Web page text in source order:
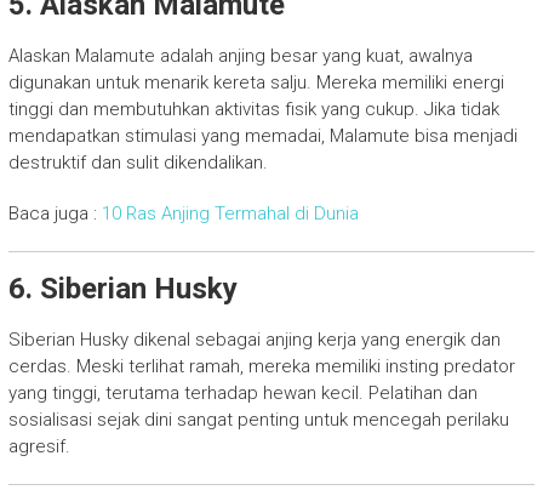
Alaskan Malamute adalah anjing besar yang kuat, awalnya
digunakan untuk menarik kereta salju. Mereka memiliki energi
tinggi dan membutuhkan aktivitas fisik yang cukup. Jika tidak
mendapatkan stimulasi yang memadai, Malamute bisa menjadi
destruktif dan sulit dikendalikan.
Baca juga : 10 Ras Anjing Termahal di Dunia
6. Siberian Husky
Siberian Husky dikenal sebagai anjing kerja yang energik dan
cerdas. Meski terlihat ramah, mereka memiliki insting predator
yang tinggi, terutama terhadap hewan kecil. Pelatihan dan
sosialisasi sejak dini sangat penting untuk mencegah perilaku
agresif.